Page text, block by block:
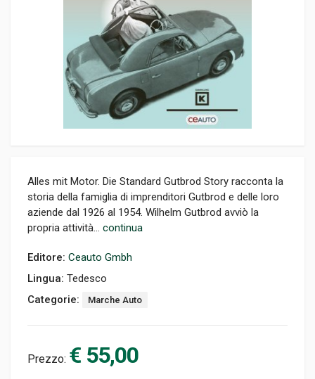
Alles mit Motor. Die Standard Gutbrod Story racconta la
storia della famiglia di imprenditori Gutbrod e delle loro
aziende dal 1926 al 1954. Wilhelm Gutbrod avviò la
propria attività... continua
Editore: Ceauto Gmbh
Lingua: Tedesco
Categorie:
Marche Auto
Prezzo: € 55,00